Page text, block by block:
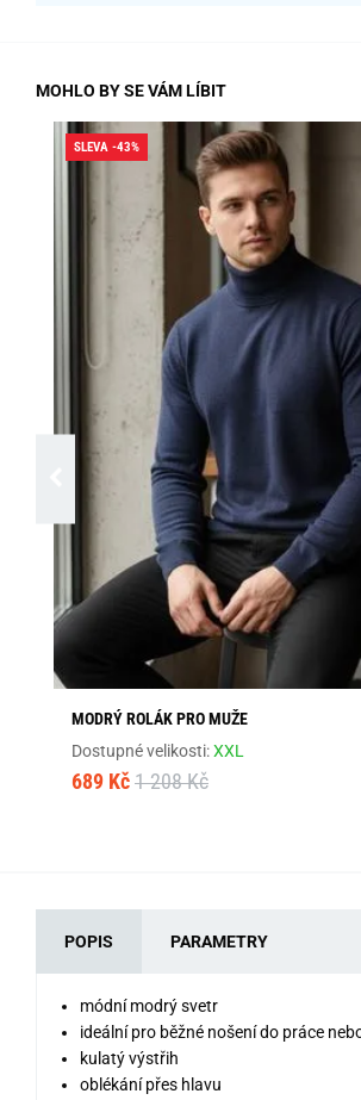
MOHLO BY SE VÁM LÍBIT
SLEVA -43%
MODRÝ ROLÁK PRO MUŽE
Dostupné velikosti:XXL
689 Kč 1 208 Kč
POPIS PARAMETRY
módní modrý svetr
ideální pro běžné nošení do práce
kulatý výstřih
oblékání přes hlavu